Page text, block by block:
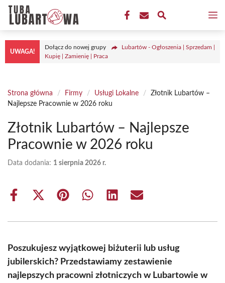
Przejdź
treści
UWAGA!
Dołącz do nowej grupy
Lubartów - Ogłoszenia | Sprzedam |
Kupię | Zamienię | Praca
Strona główna / Firmy / Usługi Lokalne /
Złotnik Lubartów –
Najlepsze Pracownie w 2026 roku
Złotnik Lubartów – Najlepsze
Pracownie w 2026 roku
Data dodania: 1 sierpnia 2026 r.
Share
Share
(Twitter)
Share Share Share Share
Poszukujesz wyjątkowej biżuterii lub usług
jubilerskich? Przedstawiamy zestawienie
najlepszych pracowni złotniczych w Lubartowie w